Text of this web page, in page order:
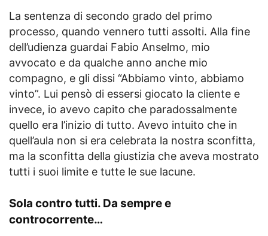
La sentenza di secondo grado del primo
processo, quando vennero tutti assolti. Alla fine
dell’udienza guardai Fabio Anselmo, mio
avvocato e da qualche anno anche mio
compagno, e gli dissi “Abbiamo vinto, abbiamo
vinto”. Lui pensò di essersi giocato la cliente e
invece, io avevo capito che paradossalmente
quello era l’inizio di tutto. Avevo intuito che in
quell’aula non si era celebrata la nostra sconfitta,
ma la sconfitta della giustizia che aveva mostrato
tutti i suoi limite e tutte le sue lacune.
Sola contro tutti. Da sempre e
controcorrente…